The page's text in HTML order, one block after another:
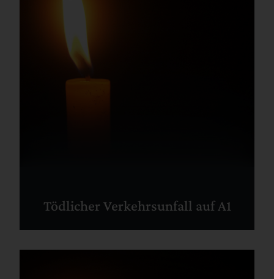
Tödlicher Verkehrsunfall auf A1